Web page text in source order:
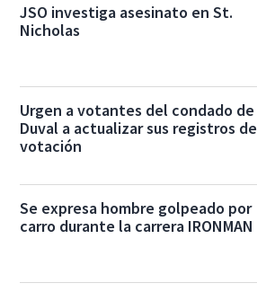
JSO investiga asesinato en St.
Nicholas
Urgen a votantes del condado de
Duval a actualizar sus registros de
votación
Se expresa hombre golpeado por
carro durante la carrera IRONMAN